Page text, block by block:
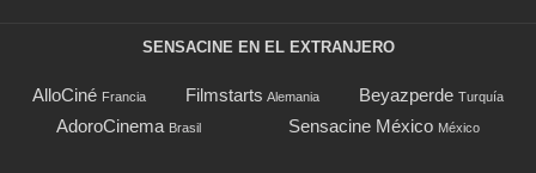
SENSACINE EN EL EXTRANJERO
AlloCiné Francia Filmstarts Alemania Beyazperde Turquía
AdoroCinema Brasil Sensacine México México